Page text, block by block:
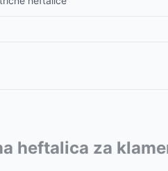
i punjačem
heftalica za